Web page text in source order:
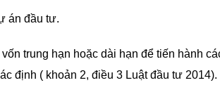
án đầu tư.
trung hạn hoặc dài hạn để tiến hành
định ( khoản 2, điều 3 Luật đầu tư 2014).